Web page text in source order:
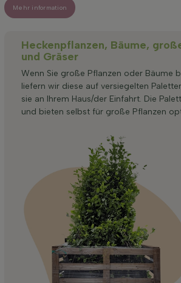
Mehr information
Heckenpflanzen, Bäume,
und Gräser
Wenn Sie große Pflanzen oder Bäume
liefern wir diese auf versiegelten
sie an Ihrem Haus/der Einfahrt. Die
und bieten selbst für große Pflanzen